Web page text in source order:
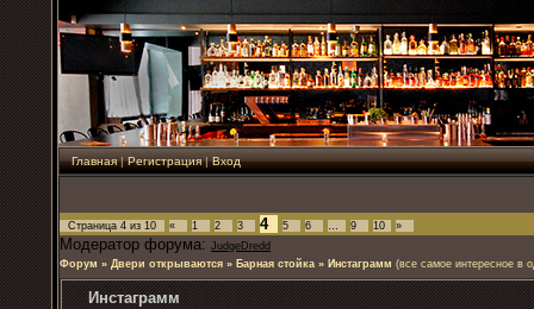
Главная|Регистрация|Вход
Страница 4 из 10 « 1 2 3 4 5 6 … 9 10 »
Модератор форума: JudgeDredd
Форум » Двери открываются » Барная стойка » Инстаграмм (все самое интересное в
Инстаграмм